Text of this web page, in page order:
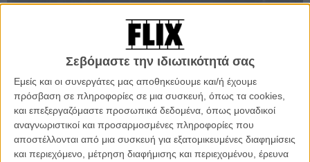
Σεβόμαστε την ιδιωτικότητά σας
Εμείς και οι συνεργάτες μας αποθηκεύουμε και/ή έχουμε
πρόσβαση σε πληροφορίες σε μια συσκευή, όπως τα cookies,
και επεξεργαζόμαστε προσωπικά δεδομένα, όπως μοναδικοί
αναγνωριστικοί και προσαρμοσμένες πληροφορίες που
αποστέλλονται από μια συσκευή για εξατομικευμένες διαφημίσεις
και περιεχόμενο, μέτρηση διαφήμισης και περιεχομένου, έρευνα